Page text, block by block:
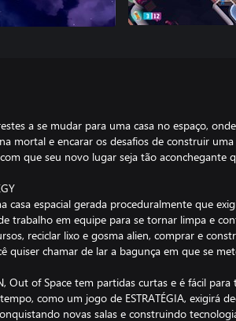
a se mudar para uma casa no espaço,
mortal e encarar os desafios de construir uma
que seu novo lugar seja tão aconchegante
casa espacial gerada proceduralmente que
trabalho em equipe para se tornar limpa e
reciclar lixo e gosma alien, comprar e
quiser chamar de lar a bagunça em que se
Out of Space tem partidas curtas e é fácil
como um jogo de ESTRATÉGIA, exigirá
novas salas e construindo